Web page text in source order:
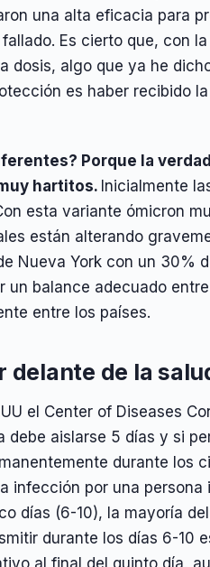
una alta eficacia para
Es cierto que, con
algo que ya he
es haber recibido
Porque la
hartitos. Inicialmente
esta variante ómicron
están alterando
Nueva York con un 30%
balance adecuado
entre los países.
delante de la
el Center of Diseases
aislarse 5 días y si
durante los
infección por una
días (6-10), la mayoría
durante los días 6-10
al final del quinto día,